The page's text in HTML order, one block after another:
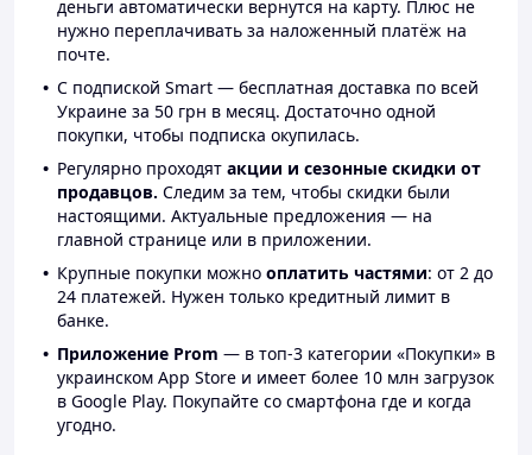
деньги автоматически вернутся на карту. Плюс не
нужно переплачивать за наложенный платёж на
почте.
С подпиской Smart — бесплатная доставка по всей
Украине за 50 грн в месяц. Достаточно одной
покупки, чтобы подписка окупилась.
Регулярно проходят акции и сезонные скидки от
продавцов. Следим за тем, чтобы скидки были
настоящими. Актуальные предложения — на
главной странице или в приложении.
Крупные покупки можно оплатить частями: от 2 до
24 платежей. Нужен только кредитный лимит в
банке.
Приложение Prom — в топ-3 категории «Покупки» в
украинском App Store и имеет более 10 млн загрузок
в Google Play. Покупайте со смартфона где и когда
угодно.